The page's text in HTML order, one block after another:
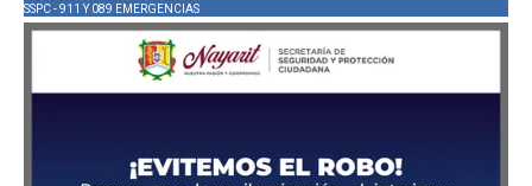
SSPC - 911 Y 089 EMERGENCIAS